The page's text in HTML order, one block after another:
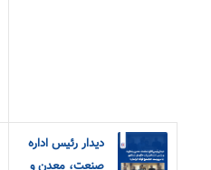
دیدار رئیس اداره